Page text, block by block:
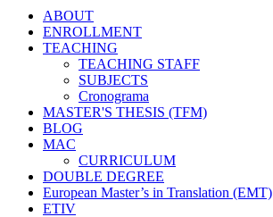
ABOUT
ENROLLMENT
TEACHING
TEACHING STAFF
SUBJECTS
Cronograma
MASTER'S THESIS (TFM)
BLOG
MAC
CURRICULUM
DOUBLE DEGREE
European Master’s in Translation (EMT)
ETIV